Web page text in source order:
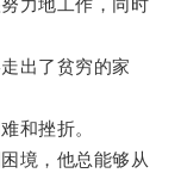
力地工作，同时
出了贫穷的家
和挫折。
境，他总能够从